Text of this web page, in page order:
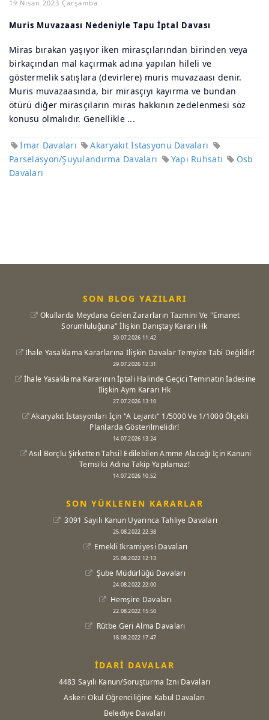
19 Nisan 2023 Çarşamba
Muris Muvazaası Nedeniyle Tapu İptal Davası
Miras bırakan yaşıyor iken mirasçılarından birinden veya
birkaçından mal kaçırmak adına yapılan hileli ve
göstermelik satışlara (devirlere) muris muvazaası denir.
Muris muvazaasında, bir mirasçıyı kayırma ve bundan
ötürü diğer mirasçıların miras hakkının zedelenmesi söz
konusu olmalıdır. Genellikle ...
İmar Davaları
Akaryakıt İstasyonu Davaları
Parselasyon/Şuyulandırma Davaları
Yapı Ruhsatı
Osb
Davaları
SON BLOG YAZILARI
Okullarda Meydana Gelen Zararların Tazmini Ve "Emanet
Sorumluluğuna" İlişkin Danıştay Kararı Hk
30.07.2026 11:42
İhale Yasaklama Kararlarına İlişkin Davalar Temyize Tabi Değildir!
29.07.2026 12:31
İhale Yasaklama Kararının İptali Halinde Geçici Teminatın İadesine
İlişkin Aym Kararı Hk
27.07.2026 13:10
Akaryakıt İstasyonları İçin "A Lejantı" 1/5000 Ve 1/1000 Ölçekli
Planlarda Gösterilmelidir!
14.07.2026 13:24
Asıl Borçlu Şirketten Tahsil Edilebilen Amme Alacağı İçin Kanuni
Temsilci Adına Takip Yapılamaz!
14.07.2026 10:52
SON YÜKLENEN KARARLAR
3091 Sayılı Kanun Uyarınca Tahliye Davaları
25.08.2022 22:38
Emekli İkramiyesi Davaları
25.08.2022 12:13
Şube Müdürlüğü Davaları
24.08.2022 22:00
Hemşire Davaları
22.08.2022 15:50
Rütbe Geri Alma Davaları
18.08.2022 17:47
İDARİ DAVALAR
4483 Sayılı Kanun/Soruşturma İzni Davaları
Askeri Okul Öğrenciliğine Kabul Davaları
Belediye Davaları